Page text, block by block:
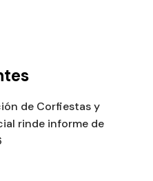
de Corfiestas y
rinde informe de